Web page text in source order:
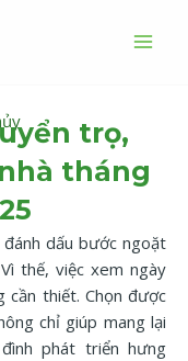
trọ,
tháng
dấu bước ngoặt
thế, việc xem ngày
cần thiết. Chọn được
chỉ giúp mang lại
phát triển hưng